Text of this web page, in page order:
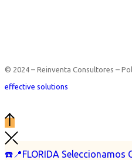
☎️📍FLORIDA Seleccionamos
© 2024 – Reinventa Consultores –
effective solutions